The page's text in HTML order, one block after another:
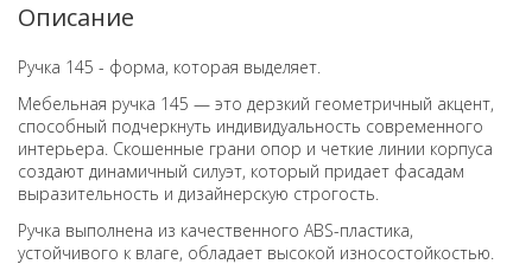
Описание
Ручка 145 - форма, которая выделяет.
Мебельная ручка 145 — это дерзкий геометричный акцент,
способный подчеркнуть индивидуальность современного
интерьера. Скошенные грани опор и четкие линии корпуса
создают динамичный силуэт, который придает фасадам
выразительность и дизайнерскую строгость.
Ручка выполнена из качественного ABS-пластика,
устойчивого к влаге, обладает высокой износостойкостью.